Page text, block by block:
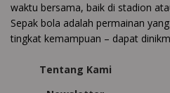
waktu bersama, baik di stadion
Sepak bola adalah permainan
tingkat kemampuan – dapat
Tentang Kami